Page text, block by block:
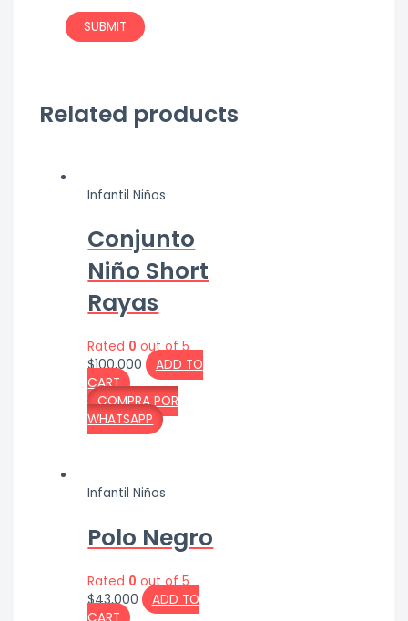
Related products
Infantil Niños
Conjunto
Niño Short
Rayas
Rated 0 out of 5
$100,000
ADD TO
CART
COMPRA POR
WHATSAPP
Infantil Niños
Polo Negro
Rated 0 out of 5
$43,000
ADD TO
CART